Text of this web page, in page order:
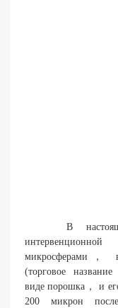
В настоящее
микросферами，
(торговое название
виде порошка， и
200 микрон после